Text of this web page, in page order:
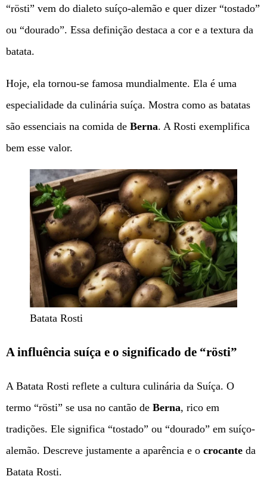
“rösti” vem do dialeto suíço-alemão e quer dizer “tostado”
ou “dourado”. Essa definição destaca a cor e a textura da
batata.
Hoje, ela tornou-se famosa mundialmente. Ela é uma
especialidade da culinária suíça. Mostra como as batatas
são essenciais na comida de Berna. A Rosti exemplifica
bem esse valor.
Batata Rosti
A influência suíça e o significado de “rösti”
A Batata Rosti reflete a cultura culinária da Suíça. O
termo “rösti” se usa no cantão de Berna, rico em
tradições. Ele significa “tostado” ou “dourado” em suíço-
alemão. Descreve justamente a aparência e o crocante da
Batata Rosti.